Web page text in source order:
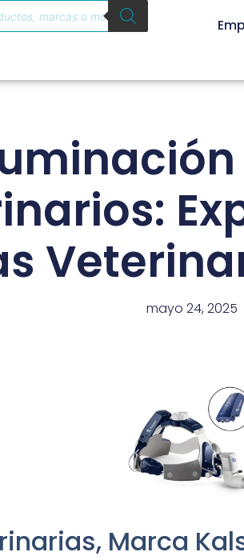
mayo 24, 2025
Marca